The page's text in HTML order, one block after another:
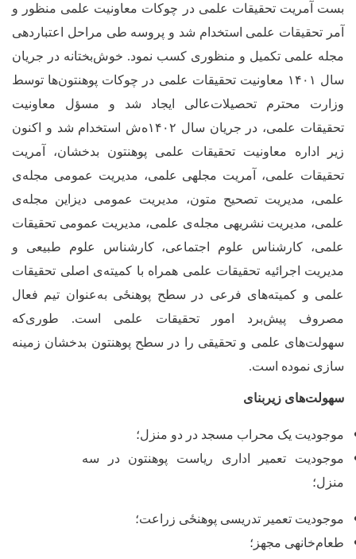
بست آمریت تحقیقات علمی در چوکات معاونیت علمی منظور و
آمر تحقیقات علمی استخدام شد و پروسه طی مراحل اعتباردهی
مجله علمی تکمیل و منظوری کسب نمود. خوش‌بختانه در جریان
سال ۱۴۰۱ معاونیت تحقیقات علمی در چوکات پوهنتون‌ها توسط
وزارت محترم تحصیلات‌عالی ایجاد شد و مسؤل معاونیت
تحقیقات علمی، در جریان سال ۱۴۰۲ه‌ش استخدام شد و اکنون
زیر اداره معاونیت تحقیقات علمی پوهنتون بدخشان، آمریت
تحقیقات علمی، آمریت مجله‏ی علمی، مدیریت عمومی مجلهی
علمی، مدیریت تصحیح متون، مدیریت عمومی دیزاین مجلهی
علمی، مدیریت نشریه‏ی مجلهی علمی، مدیریت عمومی تحقیقات
علمی، کارشناس علوم اجتماعی، کارشناس علوم طبیعی و
مدیریت اجرائیه تحقیقات علمی همراه با کمیته‌‌ی اصلی تحقیقات
علمی و کمیته‌های فرعی در سطح ‌پوهنځی به‌عنوان تیم فعال
مصروف پیشبرد امور تحقیقات علمی است. طوری‌که
سهولت‌های علمی و تحقیقی را در سطح پوهنتون بدخشان زمینه
سازی نموده است.
سهولتهای زیربنای
موجودیت یک محراب مسجد در دو منزل؛
موجودیت تعمیر اداری ریاست پوهنتون در سه
منزل؛
موجودیت تعمیر تدریسی ‌پوهنځی زراعت؛
طعامخانه‏ی مجهز؛